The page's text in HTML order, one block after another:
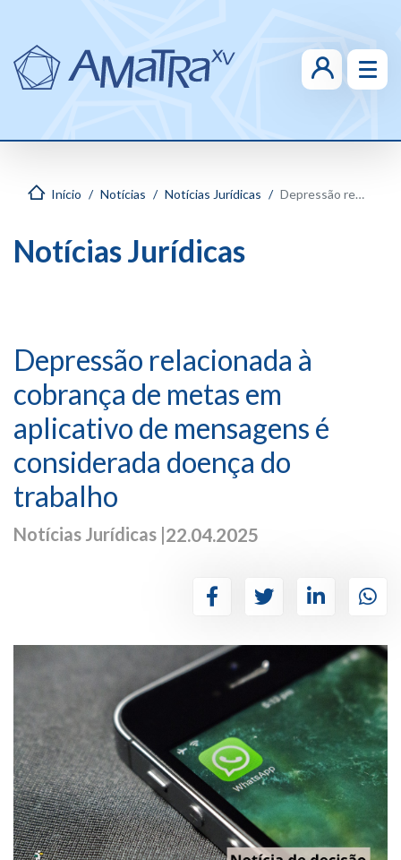
Notícias Jurídicas
Início Notícias Notícias Jurídicas Depressão relacionada à cobrança de metas em aplicativo de mensagens é considerada doença do trabalho
Depressão relacionada à
cobrança de metas em
aplicativo de mensagens é
considerada doença do
trabalho
Notícias Jurídicas |22.04.2025